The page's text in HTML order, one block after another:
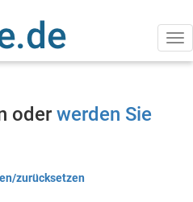
oder werden Sie
zurücksetzen